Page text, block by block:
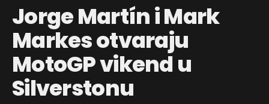
Jorge Martín i Mark
Markes otvaraju
MotoGP vikend u
Silverstonu